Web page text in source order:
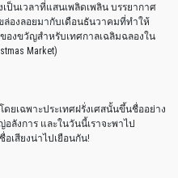
ป็นเวลาที่แสนเพลิดเพลิน บรรยากาศ
องลอยมากับเดือนธันวาคมที่ทำให้
องขวัญสำหรับเทศกาลเฉลิมฉลองใน
Market)
ยเฉพาะประเทศฝรั่งเศสนั้นขึ้นชื่ออย่าง
ลังการ และในวันนี้เราจะพาไป
เสียงน่าไปเยือนกัน!